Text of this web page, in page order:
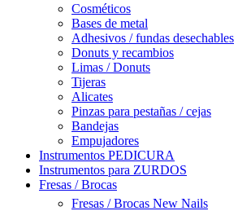
Cosméticos
Bases de metal
Adhesivos / fundas desechables
Donuts y recambios
Limas / Donuts
Tijeras
Alicates
Pinzas para pestañas / cejas
Bandejas
Empujadores
Instrumentos PEDICURA
Instrumentos para ZURDOS
Fresas / Brocas
Fresas / Brocas New Nails